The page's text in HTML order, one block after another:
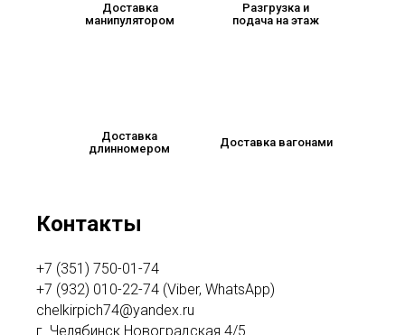
Доставка
манипулятором
Доставка
длинномером
Разгрузка и
подача на этаж
Доставка вагонами
Контакты
+7 (351) 750-01-74
+7 (932) 010-22-74 (Viber, WhatsApp)
chelkirpich74@yandex.ru
г. Челябинск Новоградская 4/5